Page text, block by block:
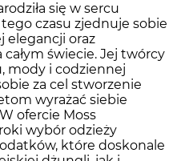
się w sercu
czasu zjednuje sobie
elegancji oraz
świecie. Jej twórcy
mody i codziennej
za cel stworzenie
wyrażać siebie
ofercie Moss
wybór odzieży
które doskonale